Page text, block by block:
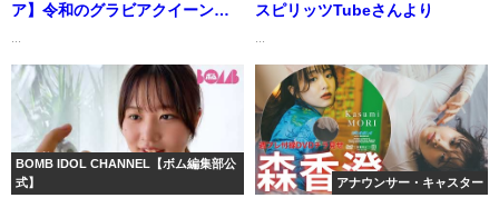
ア】令和のグラビアクイーン！
る”ピンク”をテーマにしたキュ
ートな水着撮影に最高画質で没
入密着！【メイキング】（2024
年02月01日） | ヤンジャン
TV【集英社ヤングジャンプ公
スピリッツTubeさんより
BOMB IDOL CHANNEL【ボム編集部公
式】
アナウンサー・キャスター